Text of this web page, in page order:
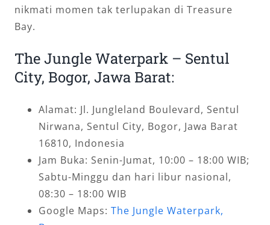
nikmati momen tak terlupakan di Treasure
Bay.
The Jungle Waterpark – Sentul
City, Bogor, Jawa Barat:
Alamat: Jl. Jungleland Boulevard, Sentul
Nirwana, Sentul City, Bogor, Jawa Barat
16810, Indonesia
Jam Buka: Senin-Jumat, 10:00 – 18:00 WIB;
Sabtu-Minggu dan hari libur nasional,
08:30 – 18:00 WIB
Google Maps: The Jungle Waterpark,